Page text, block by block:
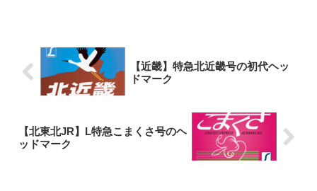
【近畿】特急北近畿号の初代ヘッ
ドマーク
【北東北JR】L特急こまくさ号のヘ
ッドマーク